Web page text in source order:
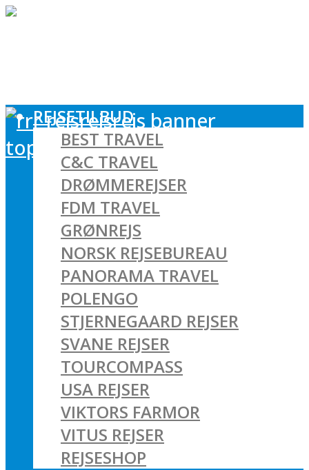
REJSETILBUD
BEST TRAVEL
C&C TRAVEL
DRØMMEREJSER
FDM TRAVEL
GRØNREJS
NORSK REJSEBUREAU
PANORAMA TRAVEL
POLENGO
STJERNEGAARD REJSER
SVANE REJSER
TOURCOMPASS
USA REJSER
VIKTORS FARMOR
VITUS REJSER
REJSESHOP